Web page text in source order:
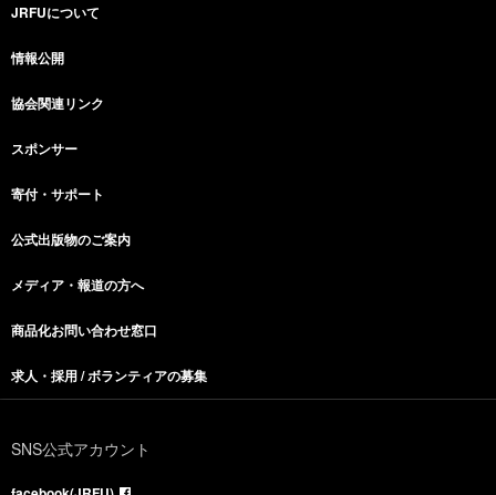
JRFUについて
情報公開
協会関連リンク
スポンサー
寄付・サポート
公式出版物のご案内
メディア・報道の方へ
商品化お問い合わせ窓口
求人・採用 / ボランティアの募集
SNS公式アカウント